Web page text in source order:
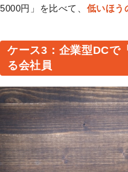
5000円」を比べて、 低いほう
ケース3：企業型DCで
る会社員